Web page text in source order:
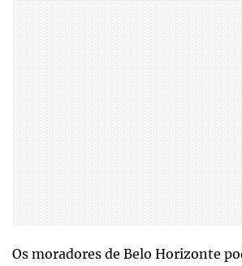
Os moradores de Belo Horizonte